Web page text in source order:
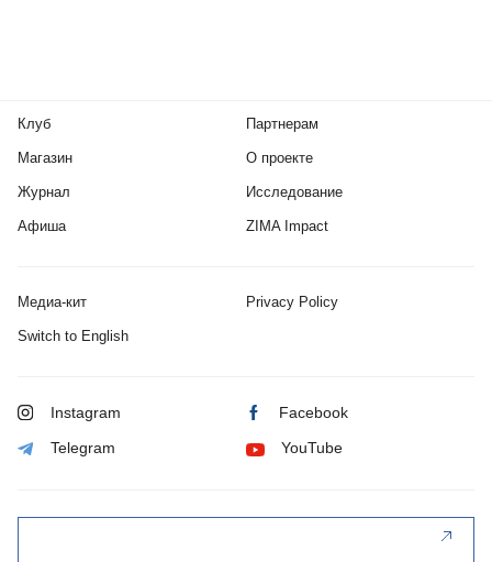
Клуб
Магазин
Журнал
Афиша
Партнерам
О проекте
Исследование
ZIMA Impact
Медиа-кит Privacy Policy
Switch to English
Instagram Facebook
Telegram YouTube